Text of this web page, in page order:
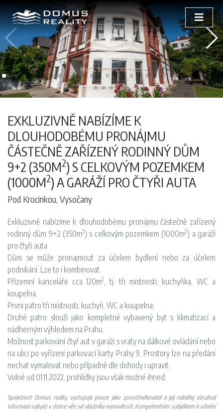
EXKLUZIVNĚ NABÍZÍME K
DLOUHODOBÉMU PRONÁJMU
ČÁSTEČNĚ ZAŘÍZENÝ RODINNÝ DŮM
9+2 (350M2) S CELKOVÝM POZEMKEM
(1000M2) A GARÁŽÍ PRO ČTYŘI AUTA
Pod Krocinkou, Vysočany
Exkluzivně nabízíme k dlouhodobému pronájmu částečně zařízený
rodinný dům 9+2 (350m2) s celkovým pozemkem (1000m2) a garáží
pro čtyři auta
Dům se může pronajmout za účelem bydlení nebo za účelem
podnikání. Lze to i kombinovat.
Přízemní kanceláře cca 120m2, tj. tři místnosti, kuchyňka, WC a
koupelna.
Prvni patro tři místnosti, kuchyň, WC a koupelna.
Druhé patro slouží jako kompletně vybavený byt s klimatizací a
nádherným výhledem na Prahu.
Možnost parkování čtyř aut v garáži s vraty na dálkové ovládání nebo
na ulici po vyřízení parkovací karty Prahy 9. Prostory lze na předání
nechat vymalovat nebo případně dle dohody i upravit.
Volné od 01.11.2022, prohlídky jsou však možné ihned.
Společnost Domus reality. vystupuje pouze jako zprostředkovatel a její nabídky obsahují
informace nabyté v dobré víře od vlastníka nemovitosti. Kompetentním subjektem k učinění